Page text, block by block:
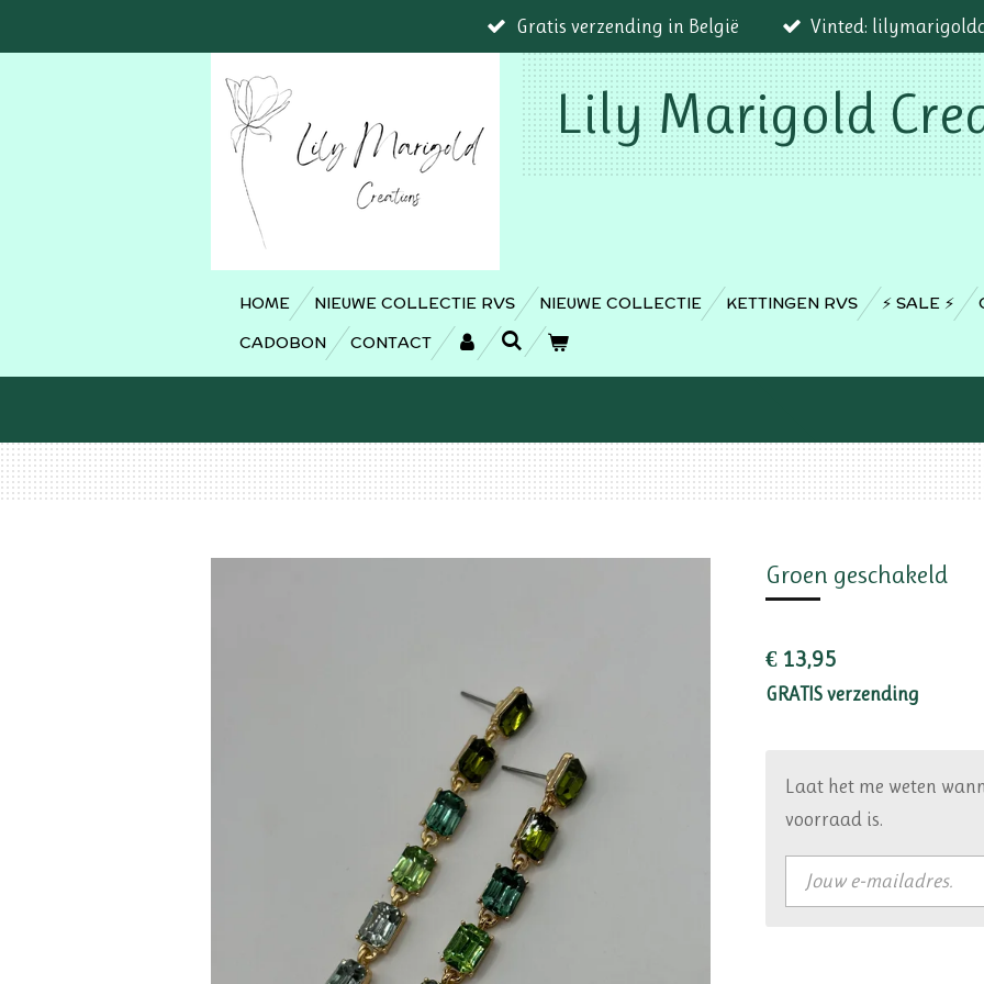
direct
Gratis verzending in België Vinted:
Lily Marigold
HOME NIEUWE COLLECTIE RVS NIEUWE COLLECTIE KETTINGEN RVS ⚡️ SALE ⚡️
CADOBON
CONTACT
Groen geschakeld
€ 13,95
GRATIS verzending
Laat het me weten
voorraad is.